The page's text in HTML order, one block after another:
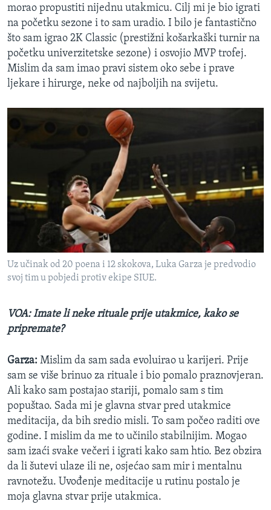
morao propustiti nijednu utakmicu. Cilj mi je bio igrati
na početku sezone i to sam uradio. I bilo je fantastično
što sam igrao 2K Classic (prestižni košarkaški turnir na
početku univerzitetske sezone) i osvojio MVP trofej.
Mislim da sam imao pravi sistem oko sebe i prave
ljekare i hirurge, neke od najboljih na svijetu.
Uz učinak od 20 poena i 12 skokova, Luka Garza je predvodio
svoj tim u pobjedi protiv ekipe SIUE.
VOA: Imate li neke rituale prije utakmice, kako se
pripremate?
Garza: Mislim da sam sada evoluirao u karijeri. Prije
sam se više brinuo za rituale i bio pomalo praznovjeran.
Ali kako sam postajao stariji, pomalo sam s tim
popuštao. Sada mi je glavna stvar pred utakmice
meditacija, da bih sredio misli. To sam počeo raditi ove
godine. I mislim da me to učinilo stabilnijim. Mogao
sam izaći svake večeri i igrati kako sam htio. Bez obzira
da li šutevi ulaze ili ne, osjećao sam mir i mentalnu
ravnotežu. Uvođenje meditacije u rutinu postalo je
moja glavna stvar prije utakmica.